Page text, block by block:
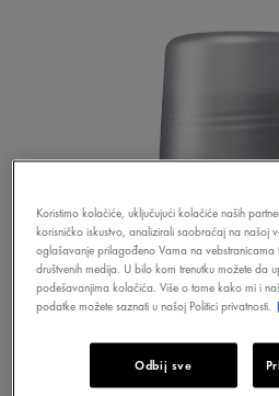
Koristimo kolačiće, uključujući kolačiće naših
korisničko iskustvo, analizirali saobraćaj na našoj
oglašavanje prilagođeno Vama na vebstranicama
društvenih medija. U bilo kom trenutku možete da
podešavanjima kolačića. Više o tome kako mi i
podatke možete saznati u našoj Politici privatnosti.
Odbij sve